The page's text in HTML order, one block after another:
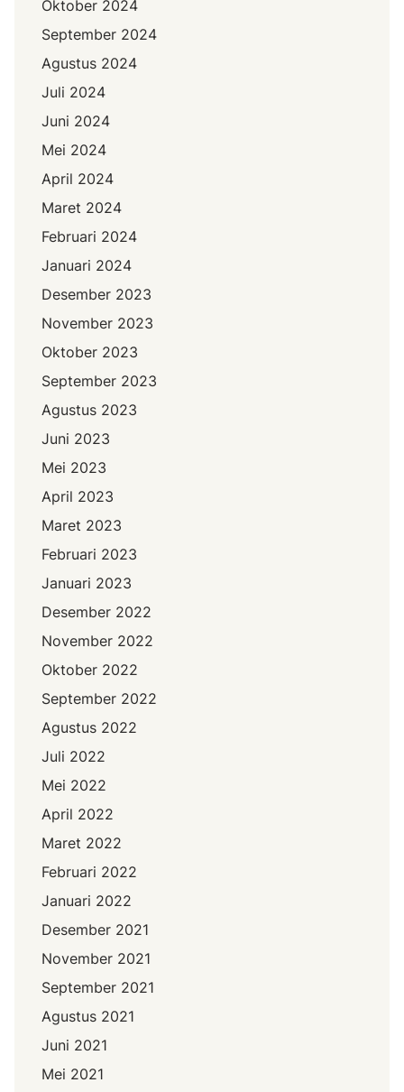
Oktober 2024
September 2024
Agustus 2024
Juli 2024
Juni 2024
Mei 2024
April 2024
Maret 2024
Februari 2024
Januari 2024
Desember 2023
November 2023
Oktober 2023
September 2023
Agustus 2023
Juni 2023
Mei 2023
April 2023
Maret 2023
Februari 2023
Januari 2023
Desember 2022
November 2022
Oktober 2022
September 2022
Agustus 2022
Juli 2022
Mei 2022
April 2022
Maret 2022
Februari 2022
Januari 2022
Desember 2021
November 2021
September 2021
Agustus 2021
Juni 2021
Mei 2021